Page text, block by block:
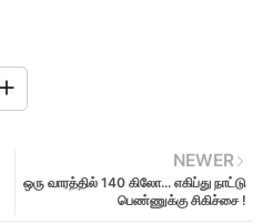
NEWER
ஒரு வாரத்தில் 140 கிலோ... எகிப்து நாட்டு
பெண்ணுக்கு சிகிச்சை !